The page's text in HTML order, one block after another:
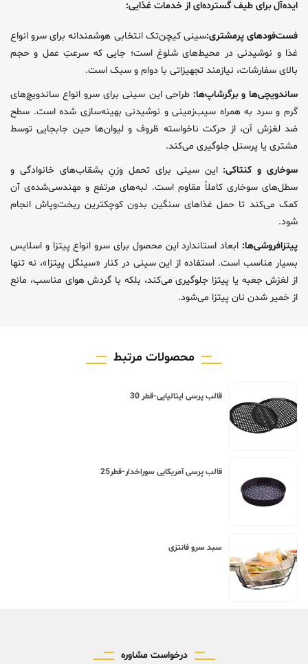
ایده‌آل برای طیف گسترده‌ای از خدمات غذایی:
فست‌فودهای پرمشتری:سینی کیچن‌تک انتخابی هوشمندانه برای سرو انواع
غذا و نوشیدنی در محیط‌های شلوغ است؛ جایی که سرعتِ عمل و حجم
بالای سفارشات، نیازمند تجهیزاتی با دوام و سبک است.
ساندویچی‌ها و برگرشاپ‌ها: طراحی این سینی برای سرو انواع ساندویچ‌های
گرم و سرد به همراه سیب‌زمینی و نوشیدنی بهینه‌سازی شده است. سطح
ضد لغزش آن، از حرکت ناخواسته ظروف و لیوان‌ها حین جابجایی توسط
مشتری یا پرسنل جلوگیری می‌کند.
سوخاری و کنتاکی: این سینی برای تحمل وزنِ بشقاب‌های خانوادگی و
سطل‌های سوخاری کاملاً مقاوم است. لبه‌های مرتفع و مهندسی‌شده‌ی آن
کمک می‌کند تا حمل غذاهای سنگین بدون کوچکترین ریخت‌وپاش انجام
شود.
پیتزافروشی‌ها: ابعاد استاندارد این محصول برای سرو انواع پیتزا و اسلایس
بسیار مناسب است. استفاده از این سینی در کنار «سینگل پیتزا»، نه تنها
از لغزش جعبه یا پیتزا جلوگیری می‌کند، بلکه با گردش هوای مناسب، مانع
از خمیر شدن نان پیتزا می‌شود.
محصولات مرتبط
قالب پرسی ایتالیایی-قطر 30
قالب پرسی آمریکایی سوراخدار-قطر25
سبد سرو فانتزی
درخواست مشاوره